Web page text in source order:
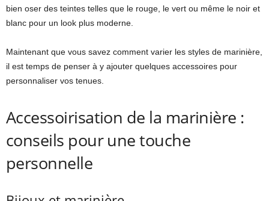
bien oser des teintes telles que le rouge, le vert ou même le noir et
blanc pour un look plus moderne.
Maintenant que vous savez comment varier les styles de marinière,
il est temps de penser à y ajouter quelques accessoires pour
personnaliser vos tenues.
Accessoirisation de la marinière :
conseils pour une touche
personnelle